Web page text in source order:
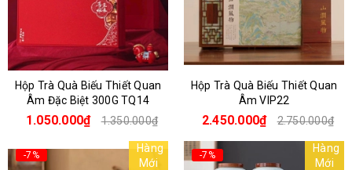
Hộp Trà Quà Biếu Thiết Quan
Âm Đặc Biệt 300G TQ14
1.050.000₫ 1.350.000₫
Hộp Trà Quà Biếu Thiết Quan
Âm VIP22
2.450.000₫ 2.750.000₫
-7%
Hàng
Mới
-7%
Hàng
Mới